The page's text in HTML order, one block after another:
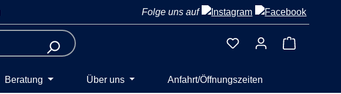
Folge uns auf
Beratung Über uns Anfahrt/Öffnungszeiten